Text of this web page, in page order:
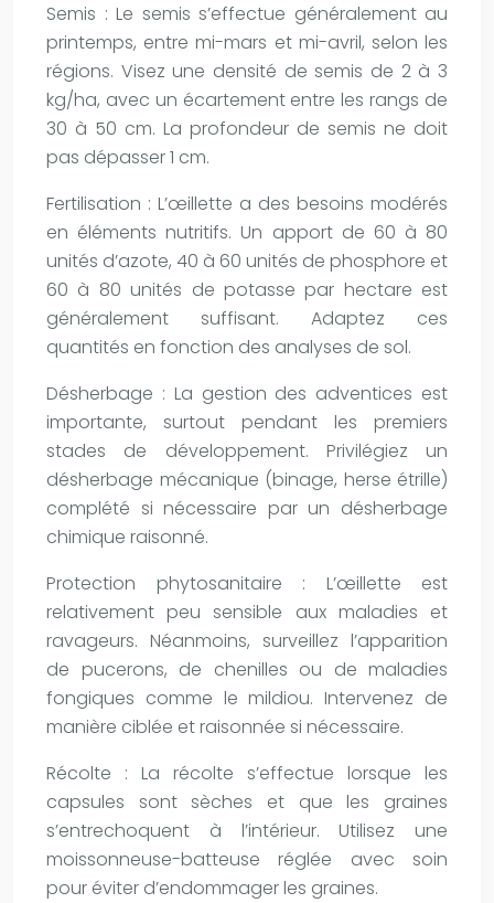
Semis : Le semis s’effectue généralement au
printemps, entre mi-mars et mi-avril, selon les
régions. Visez une densité de semis de 2 à 3
kg/ha, avec un écartement entre les rangs de
30 à 50 cm. La profondeur de semis ne doit
pas dépasser 1 cm.
Fertilisation : L’œillette a des besoins modérés
en éléments nutritifs. Un apport de 60 à 80
unités d’azote, 40 à 60 unités de phosphore et
60 à 80 unités de potasse par hectare est
généralement suffisant. Adaptez ces
quantités en fonction des analyses de sol.
Désherbage : La gestion des adventices est
importante, surtout pendant les premiers
stades de développement. Privilégiez un
désherbage mécanique (binage, herse étrille)
complété si nécessaire par un désherbage
chimique raisonné.
Protection phytosanitaire : L’œillette est
relativement peu sensible aux maladies et
ravageurs. Néanmoins, surveillez l’apparition
de pucerons, de chenilles ou de maladies
fongiques comme le mildiou. Intervenez de
manière ciblée et raisonnée si nécessaire.
Récolte : La récolte s’effectue lorsque les
capsules sont sèches et que les graines
s’entrechoquent à l’intérieur. Utilisez une
moissonneuse-batteuse réglée avec soin
pour éviter d’endommager les graines.